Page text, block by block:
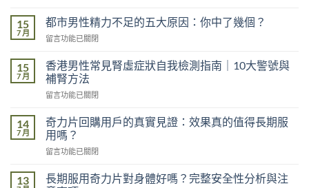
期
熬
夜
男
性
能
影
響
有
多
醫
15
7 月
都市男性精力不足的五大原因：你中了幾個？
在
市
男
性
精
不
足
的
五
原
留言功能已關閉
15
7 月
香港男性常見腎虛症狀自我檢測指南｜10大警號與
補腎方法
在
港
男
性
常
腎
留言功能已關閉
14
7 月
奇力片回購用戶的真實見證：效果真的值得長期服
用嗎？
在
力
片
留言功能已關閉
13
長期服用奇力片對身體好嗎？完整安全性分析與注